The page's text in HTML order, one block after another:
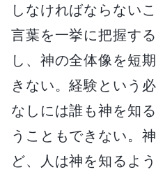
しなければならない
言葉を一挙に把握す
し、神の全体像を短
きない。経験という
なしには誰も神を知
うこともできない。
ど、人は神を知るよ